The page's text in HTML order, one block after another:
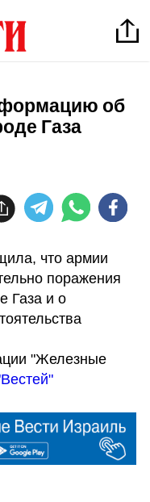
об
Газа
что армии
поражения
Газа и о
"Железные